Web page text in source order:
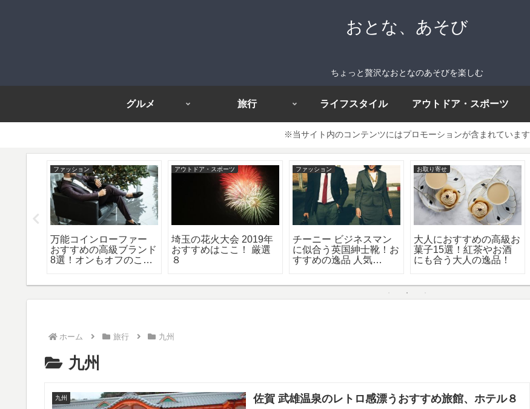
おとな、あそび
ちょっと贅沢なおとなのあそびを楽しむ
グルメ 旅行 ライフスタイル アウトドア・スポーツ
※当サイト内のコンテンツにはプロモーションが含まれています
ファッション
万能コインローファー
おすすめの高級ブランド
8選！オンもオフのこの
アウトドア・スポーツ
埼玉の花火大会 2019年
おすすめはここ！ 厳選
８
ファッション
チーニー ビジネスマン
に似合う英国紳士靴！お
すすめの逸品 人気
お取り寄せ
大人におすすめの高級お
菓子15選！紅茶やお酒
にも合う大人の逸品！
ホーム 旅行 九州
九州
九州
佐賀 武雄温泉のレトロ感漂うおすすめ旅館、ホテル８